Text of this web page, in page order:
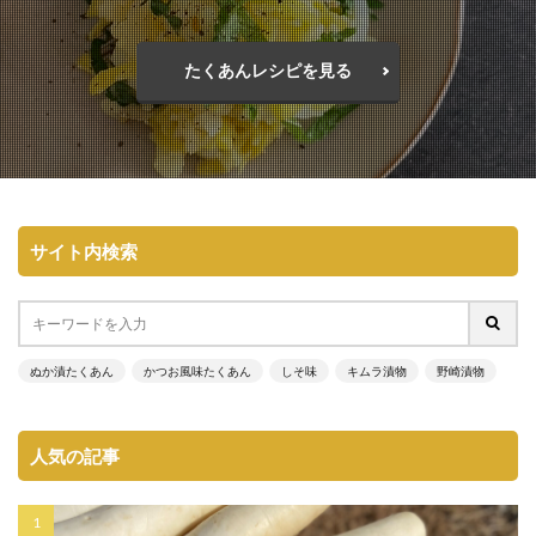
たくあんレシピを見る
サイト内検索
ぬか漬たくあん かつお風味たくあん しそ味 キムラ漬物 野崎漬物
人気の記事